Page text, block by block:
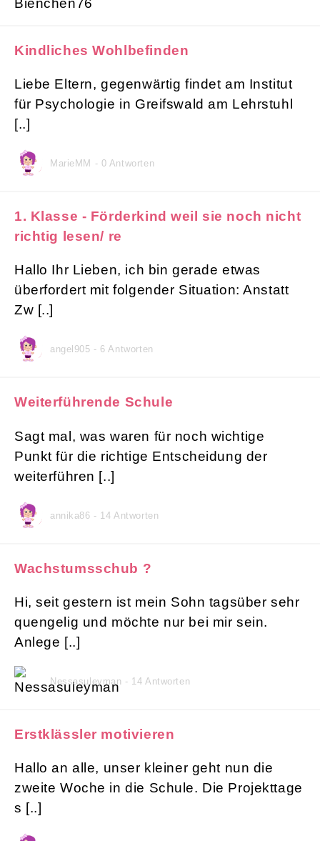
Kindliches Wohlbefinden
Liebe Eltern, gegenwärtig findet am Institut
für Psychologie in Greifswald am Lehrstuhl
[..]
MarieMM - 0 Antworten
1. Klasse - Förderkind weil sie noch nicht
richtig lesen/ re
Hallo Ihr Lieben, ich bin gerade etwas
überfordert mit folgender Situation: Anstatt
Zw [..]
angel905 - 6 Antworten
Weiterführende Schule
Sagt mal, was waren für noch wichtige
Punkt für die richtige Entscheidung der
weiterführen [..]
annika86 - 14 Antworten
Wachstumsschub ?
Hi, seit gestern ist mein Sohn tagsüber sehr
quengelig und möchte nur bei mir sein.
Anlege [..]
Nessasuleyman - 14 Antworten
Erstklässler motivieren
Hallo an alle, unser kleiner geht nun die
zweite Woche in die Schule. Die Projekttage
s [..]